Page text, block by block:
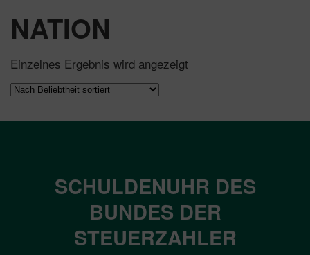
NATION
Einzelnes Ergebnis wird angezeigt
SCHULDENUHR DES
BUNDES DER
STEUERZAHLER